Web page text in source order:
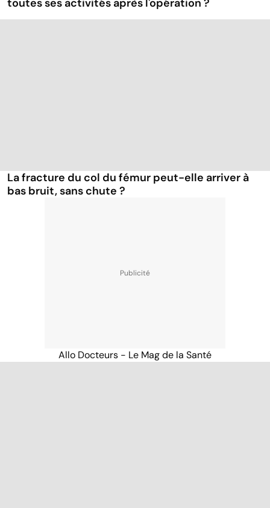
toutes ses activités après l'opération ?
La fracture du col du fémur peut-elle arriver à
bas bruit, sans chute ?
Allo Docteurs - Le Mag de la Santé